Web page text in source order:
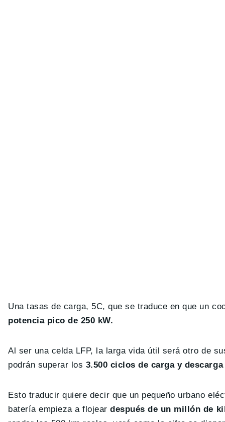
Una tasas de carga, 5C, que se traduce en que un
potencia pico de 250 kW.
Al ser una celda LFP, la larga vida útil será otro de
podrán superar los 3.500 ciclos de carga y descarga
Esto traducir quiere decir que un pequeño urbano
batería empieza a flojeardespués de un millón de